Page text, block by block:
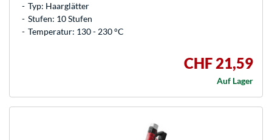
Typ: Haarglätter
Stufen: 10 Stufen
Temperatur: 130 - 230 °C
CHF 21,59
Auf Lager